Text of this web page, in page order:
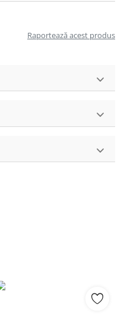
Raportează acest produs